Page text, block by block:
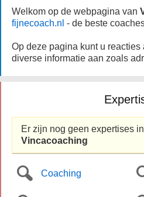
Welkom op de webpagina van
fijnecoach.nl - de beste
Op deze pagina kunt u reacties
diverse informatie aan zoals
Er zijn nog geen expertises
Vincacoaching
Coaching